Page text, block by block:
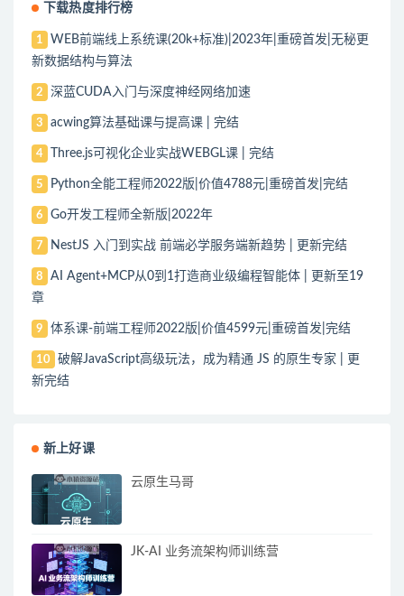
下载热度排行榜
1
WEB前端线上系统课(20k+标准)|2023年|重磅首发|无秘更
新数据结构与算法
2 深蓝CUDA入门与深度神经网络加速
3 acwing算法基础课与提高课 | 完结
4 Three.js可视化企业实战WEBGL课 | 完结
5 Python全能工程师2022版|价值4788元|重磅首发|完结
6 Go开发工程师全新版|2022年
7 NestJS 入门到实战 前端必学服务端新趋势 | 更新完结
8
AI Agent+MCP从0到1打造商业级编程智能体 | 更新至19
章
9 体系课-前端工程师2022版|价值4599元|重磅首发|完结
10
破解JavaScript高级玩法，成为精通 JS 的原生专家 | 更
新完结
新上好课
云原生马哥
JK-AI 业务流架构师训练营